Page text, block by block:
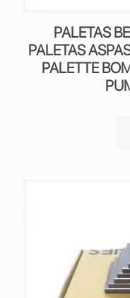
PALETAS
PALETAS
PALETTE